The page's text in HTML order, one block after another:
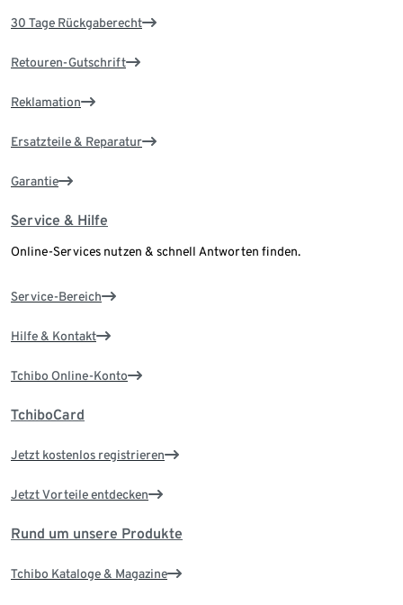
30 Tage Rückgaberecht
Retouren-Gutschrift
Reklamation
Ersatzteile & Reparatur
Garantie
Service & Hilfe
Online-Services nutzen & schnell Antworten finden.
Service-Bereich
Hilfe & Kontakt
Tchibo Online-Konto
TchiboCard
Jetzt kostenlos registrieren
Jetzt Vorteile entdecken
Rund um unsere Produkte
Tchibo Kataloge & Magazine